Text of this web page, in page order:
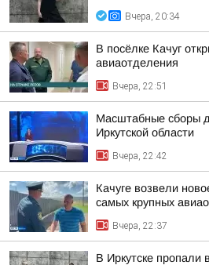
Вчера, 20:34
В посёлке Качуг
авиаотделения
Вчера, 22:51
Масштабные сборы
Иркутской области
Вчера, 22:42
Качуге возвели
самых крупных
Вчера, 22:37
В Иркутске пропали